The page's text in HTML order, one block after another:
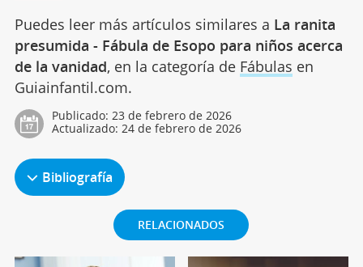
Puedes leer más artículos similares a La ranita
presumida - Fábula de Esopo para niños acerca
de la vanidad, en la categoría de Fábulas en
Guiainfantil.com.
Publicado: 23 de febrero de 2026
Actualizado: 24 de febrero de 2026
Bibliografía
RELACIONADOS